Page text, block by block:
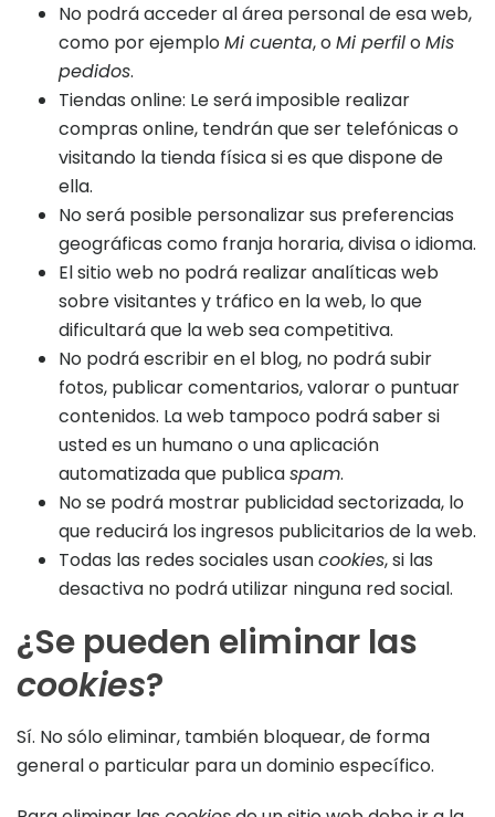
No podrá acceder al área personal de esa web,
como por ejemploMi cuenta, oMi perfiloMis
pedidos.
Tiendas online: Le será imposible realizar
compras online, tendrán que ser telefónicas o
visitando la tienda física si es que dispone de
ella.
No será posible personalizar sus preferencias
geográficas como franja horaria, divisa o idioma.
El sitio web no podrá realizar analíticas web
sobre visitantes y tráfico en la web, lo que
dificultará que la web sea competitiva.
No podrá escribir en el blog, no podrá subir
fotos, publicar comentarios, valorar o puntuar
contenidos. La web tampoco podrá saber si
usted es un humano o una aplicación
automatizada que publicaspam.
No se podrá mostrar publicidad sectorizada, lo
que reducirá los ingresos publicitarios de la web.
Todas las redes sociales usancookies, si las
desactiva no podrá utilizar ninguna red social.
¿Se pueden eliminar las
cookies?
Sí. No sólo eliminar, también bloquear, de forma
general o particular para un dominio específico.